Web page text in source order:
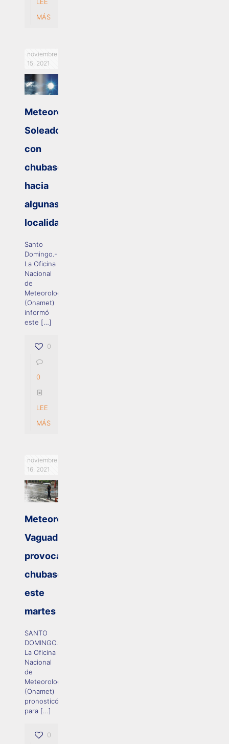
MÁS
noviembre
15, 2021
Meteorología:
Soleado
con
chubascos
hacia
algunas
localidades
Santo
Domingo.-
La Oficina
Nacional
de
Meteorología
(Onamet)
informó
este […]
0
0
LEE
MÁS
noviembre
16, 2021
Meteorología:
Vaguada
provocará
chubascos
este
martes
SANTO
DOMINGO.–
La Oficina
Nacional
de
Meteorología
(Onamet)
pronosticó
para […]
0